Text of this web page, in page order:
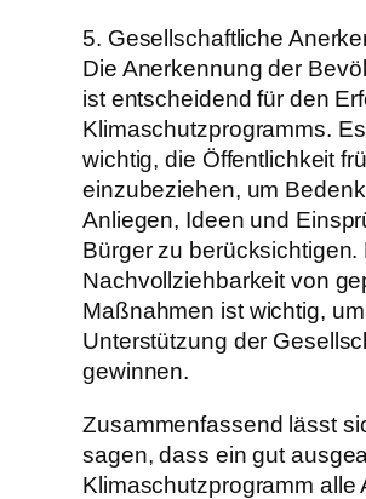
5. Gesellschaftliche
Die Anerkennung der
ist entscheidend für den
Klimaschutzprogramms.
wichtig, die Öffentlichkeit
einzubeziehen, um
Anliegen, Ideen und
Bürger zu berücksichtigen.
Nachvollziehbarkeit von
Maßnahmen ist wichtig,
Unterstützung der
gewinnen.
Zusammenfassend lässt
sagen, dass ein gut
Klimaschutzprogramm alle